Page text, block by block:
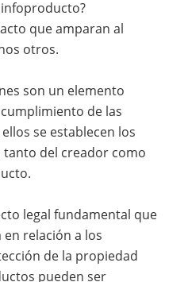
que amparan al
otros.
son un elemento
de las
se establecen los
tanto del creador como
legal fundamental que
relación a los
de la propiedad
pueden ser